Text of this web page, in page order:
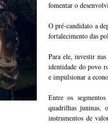
fomentar o
O pré-candidato a
fortalecimento das
Para ele, investir
identidade do povo
e impulsionar a
Entre os
quadrilhas juninas,
instrumentos de